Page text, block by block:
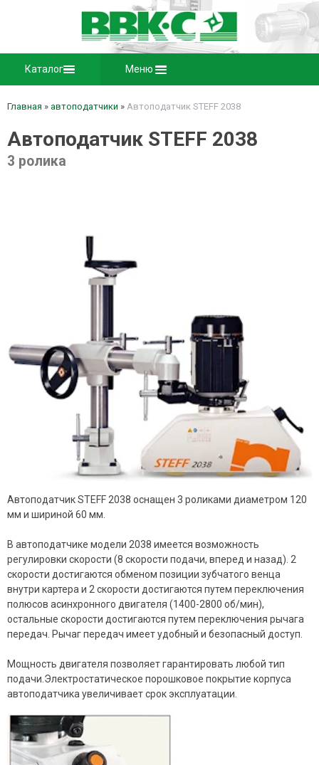
Каталог Меню
Главная » автоподатчики » Автоподатчик STEFF 2038
Автоподатчик STEFF 2038
3 ролика
Автоподатчик STEFF 2038 оснащен 3 роликами диаметром 120
мм и шириной 60 мм.
В автоподатчике модели 2038 имеется возможность
регулировки скорости (8 скорости подачи, вперед и назад). 2
скорости достигаются обменом позиции зубчатого венца
внутри картера и 2 скорости достигаются путем переключения
полюсов асинхронного двигателя (1400-2800 об/мин),
остальные скорости достигаются путем переключения рычага
передач. Рычаг передач имеет удобный и безопасный доступ.
Мощность двигателя позволяет гарантировать любой тип
подачи.Электростатическое порошковое покрытие корпуса
автоподатчика увеличивает срок эксплуатации.